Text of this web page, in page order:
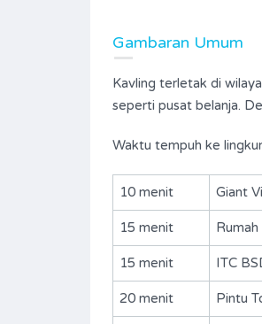
Gambaran Umum
Kavling terletak di
seperti pusat belanja.
Waktu tempuh ke
10 menit Giant
15 menit
15 menit ITC
20 menit Pintu